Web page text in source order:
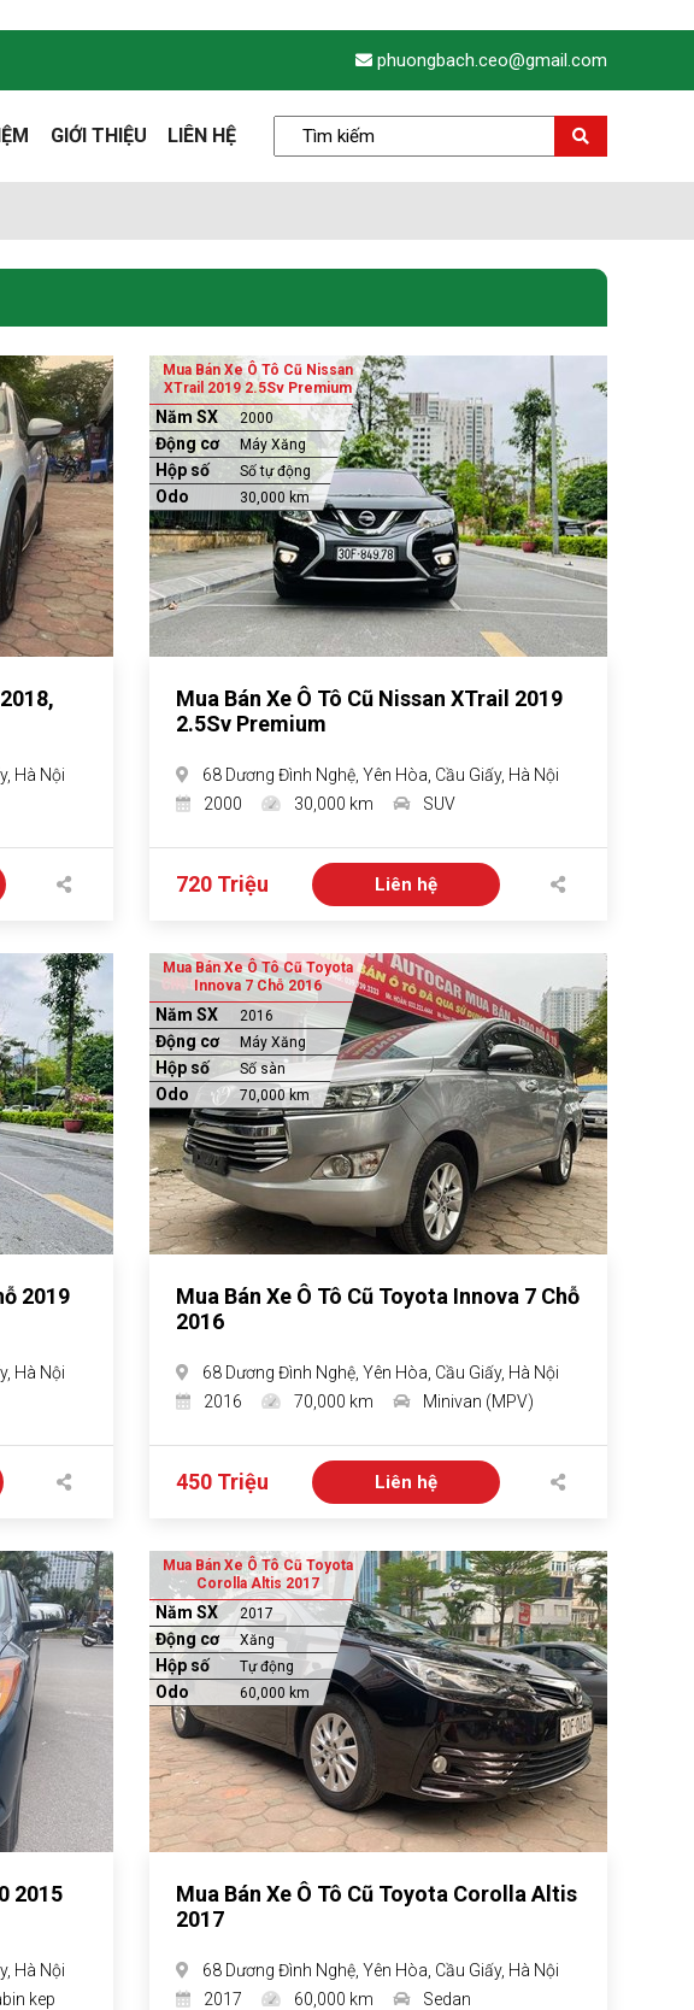
phuongbach.ceo@gmail.com
GIỚI THIỆU LIÊN HỆ
Hà Nội
Mua Bán Xe Ô Tô Cũ Nissan
XTrail 2019 2.5Sv Premium
Năm SX 2000
Động cơ Máy Xăng
Hộp số Số tự động
Odo 30,000 km
Mua Bán Xe Ô Tô Cũ Nissan XTrail 2019
2.5Sv Premium
68 Dương Đình Nghệ, Yên Hòa, Cầu Giấy, Hà Nội
2000
30,000 km SUV
720 Triệu Liên hệ
2019
Hà Nội
Mua Bán Xe Ô Tô Cũ Toyota
Innova 7 Chỗ 2016
Năm SX 2016
Động cơ Máy Xăng
Hộp số Số sàn
Odo 70,000 km
Mua Bán Xe Ô Tô Cũ Toyota Innova 7 Chỗ
2016
68 Dương Đình Nghệ, Yên Hòa, Cầu Giấy, Hà Nội
2016
70,000 km Minivan (MPV)
450 Triệu Liên hệ
2015
Hà Nội
kep
Mua Bán Xe Ô Tô Cũ Toyota
Corolla Altis 2017
Năm SX 2017
Động cơ Xăng
Hộp số Tự động
Odo 60,000 km
Mua Bán Xe Ô Tô Cũ Toyota Corolla Altis
2017
68 Dương Đình Nghệ, Yên Hòa, Cầu Giấy, Hà Nội
2017
60,000 km Sedan